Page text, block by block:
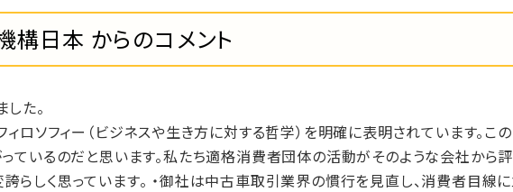
日本 からのコメント
た。
ィロソフィー（ビジネスや生き方に対する哲学）を明確に表明されています。こ
ているのだと思います。私たち適格消費者団体の活動がそのような会社から
しく思っています。 ・御社は中古車取引業界の慣行を見直し、消費者目線に